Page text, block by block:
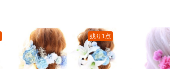
残り1点